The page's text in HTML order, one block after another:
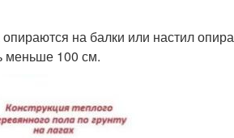
на балки или настил
меньше 100 см.